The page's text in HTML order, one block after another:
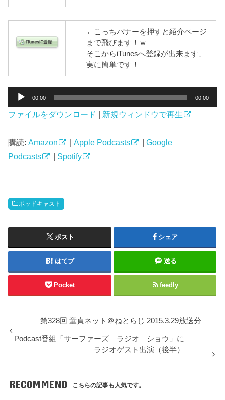
←こっちバナーを押すと紹介ページ
まで飛びます！ｗ
そこからiTunesへ登録が出来ます、
実に簡単です！
プ
ー
ヤ
00:00 00:00
ファイルをダウンロード | 新規ウィンドウで再生
購読:Amazon |Apple Podcasts |Google
Podcasts
| Spotify
ポッドキャスト
ポスト シェア
はてブ 送る
Pocket feedly
第328回 童貞ネット＠ねとらじ 2015.3.29放送分
Podcast番組「サーファーズ ラジオ ショウ」に
ラジオゲスト出演（後半）
RECOMMEND こちらの記事も人気です。